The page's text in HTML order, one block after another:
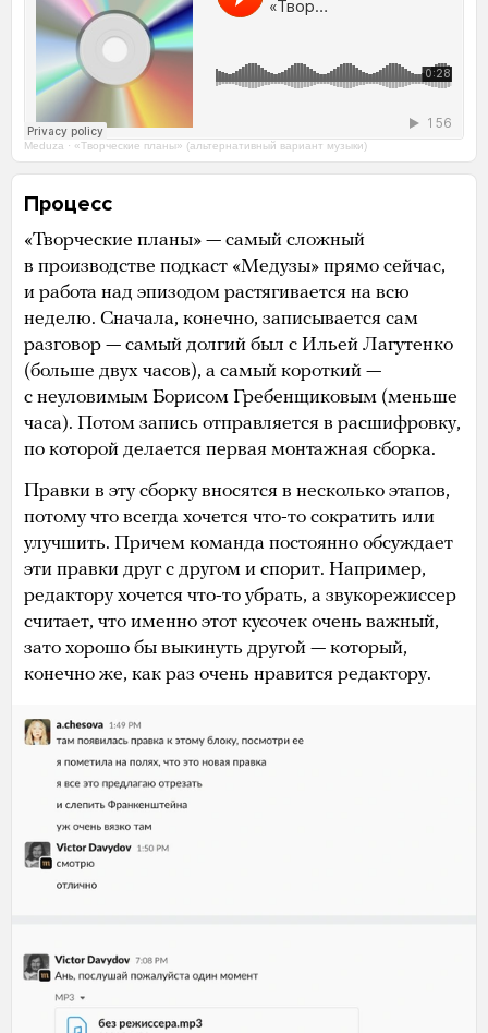
Meduza · «Творческие планы» (альтернативный вариант музыки)
Процесс
«Творческие планы» — самый сложный
в производстве подкаст «Медузы» прямо сейчас,
и работа над эпизодом растягивается на всю
неделю. Сначала, конечно, записывается сам
разговор — самый долгий был с Ильей Лагутенко
(больше двух часов), а самый короткий —
с неуловимым Борисом Гребенщиковым (меньше
часа). Потом запись отправляется в расшифровку,
по которой делается первая монтажная сборка.
Правки в эту сборку вносятся в несколько этапов,
потому что всегда хочется что-то сократить или
улучшить. Причем команда постоянно обсуждает
эти правки друг с другом и спорит. Например,
редактору хочется что-то убрать, а звукорежиссер
считает, что именно этот кусочек очень важный,
зато хорошо бы выкинуть другой — который,
конечно же, как раз очень нравится редактору.